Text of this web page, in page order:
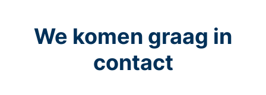
We komen graag in
contact